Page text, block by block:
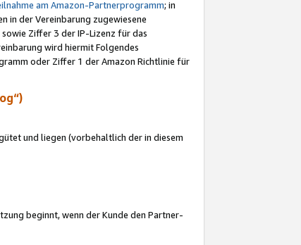
am Amazon-Partnerprogramm; in
in der Vereinbarung zugewiesene
Ziffer 3 der IP-Lizenz für das
wird hiermit Folgendes
oder Ziffer 1 der Amazon Richtlinie für
und liegen (vorbehaltlich der in diesem
beginnt, wenn der Kunde den Partner-